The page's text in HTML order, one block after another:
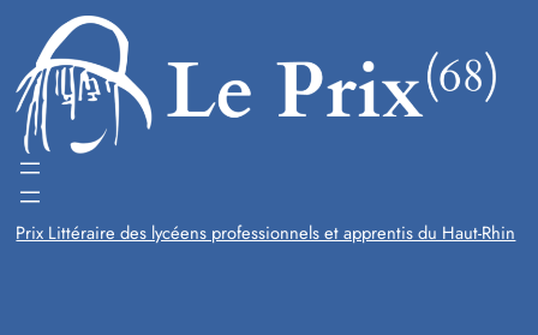
contenu
Prix Littéraire des lycéens professionnels et apprentis du Haut-Rhin